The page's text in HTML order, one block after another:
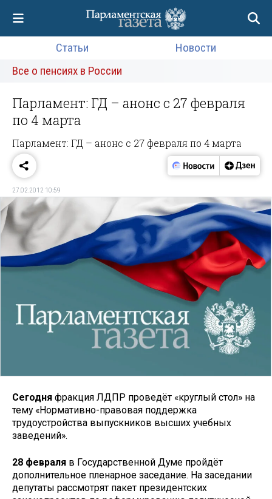
Статьи
Новости
Все о пенсиях в России
Парламент: ГД – анонс с 27 февраля
по 4 марта
Парламент: ГД – анонс с 27 февраля по 4 марта
27.02.2012 10:59
Сегодня фракция ЛДПР проведёт «круглый стол» на
тему «Нормативно-правовая поддержка
трудоустройства выпускников высших учебных
заведений».
28 февраля в Государственной Думе пройдёт
дополнительное пленарное заседание. На заседании
депутаты рассмотрят пакет президентских